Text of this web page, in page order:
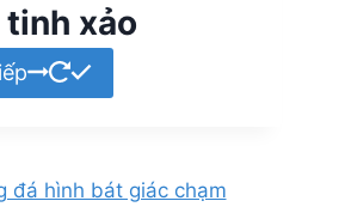
xảo